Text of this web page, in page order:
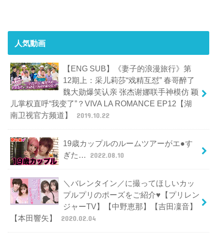
人気動画
【ENG SUB】《妻子的浪漫旅行》第
12期上：采儿莉莎“戏精互怼” 春哥醉了
魏大勋爆笑认亲 张杰谢娜联手神模仿 颖
儿掌权直呼“我变了”？VIVA LA ROMANCE EP12【湖
南卫视官方频道】
2019.10.22
19歳カップルのルームツアーがエ●す
ぎた…
2022.08.10
＼バレンタイン／に撮ってほしいカッ
プルプリのポーズをご紹介♥【プリレン
ジャーTV】【中野恵那】【吉田凜音】
【本田響矢】
2020.02.04